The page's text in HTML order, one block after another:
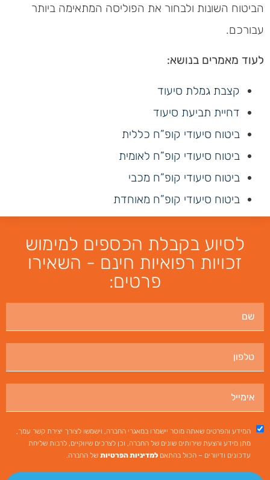
הביטוח השונות ולבחור את הפוליסה המתאימה ביותר
עבורכם.
לעוד מאמרים בנושא:
קצבת גמלת סיעוד
דחיית תביעת סיעוד
ביטוח סיעודי קופ”ח כללית
ביטוח סיעודי קופ”ח לאומית
ביטוח סיעודי קופ”ח מכבי
ביטוח סיעודי קופ”ח מאוחדת
לסיוע בקבלת הכספים למימוש
זכויות רפואיות חינם - השאירו
פרטים:
המידע והפרטים שאתה מוסר יישמרו במאגרי החברה, וישמשו לצורך יצירת קשר עמך,
מתן מידע והצעת שירותים שונים של החברה, וכן לצרכים שיווקיים, לרבות שליחת
עדכונים ודיוורים – הכול בהתאםלמדיניות הפרטיות של החברה.